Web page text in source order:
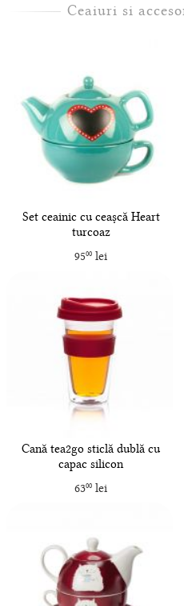
Ceaiuri si
Set ceainic cu ceașcă Heart
turcoaz
9500lei
Cană tea2go sticlă dublă cu
capac silicon
6300lei